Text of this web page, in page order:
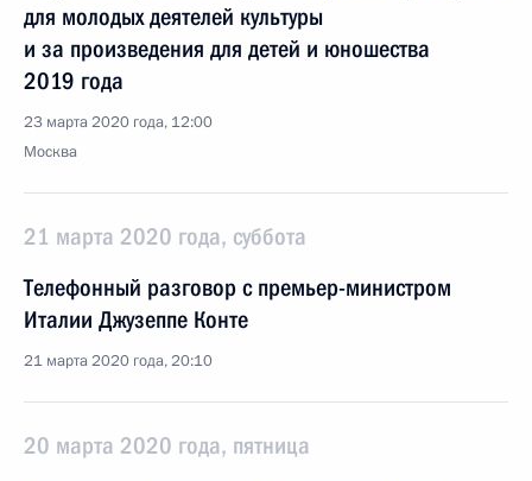
для молодых деятелей культуры
и за произведения для детей и юношества
2019 года
23 марта 2020 года, 12:00
Москва
21 марта 2020 года, суббота
Телефонный разговор с премьер-министром
Италии Джузеппе Конте
21 марта 2020 года, 20:10
20 марта 2020 года, пятница